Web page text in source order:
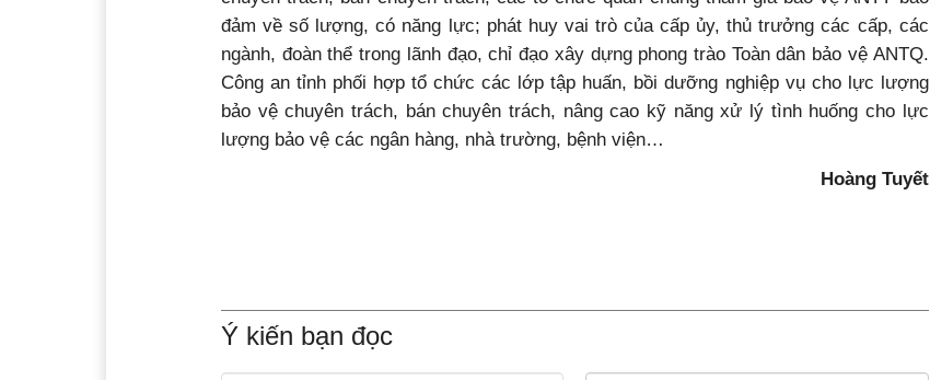
đảm về số lượng, có năng lực; phát huy vai trò của cấp ủy, thủ trưởng các cấp, các
ngành, đoàn thể trong lãnh đạo, chỉ đạo xây dựng phong trào Toàn dân bảo vệ ANTQ.
Công an tỉnh phối hợp tổ chức các lớp tập huấn, bồi dưỡng nghiệp vụ cho lực lượng
bảo vệ chuyên trách, bán chuyên trách, nâng cao kỹ năng xử lý tình huống cho lực
lượng bảo vệ các ngân hàng, nhà trường, bệnh viện…
Hoàng Tuyết
Ý kiến bạn đọc